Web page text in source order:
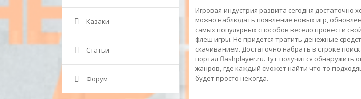
Казаки
Статьи
Форум
Игровая индустрия развита сегодня достаточно
можно наблюдать появление новых игр,
самых популярных способов весело провести
флеш игры. Не придется тратить денежные
скачиванием. Достаточно набрать в строке
портал flashplayer.ru. Тут получится обнаружить
жанров, где каждый сможет найти что-то
будет просто некогда.